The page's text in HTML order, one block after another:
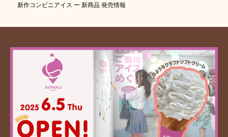
新作コンビニアイス ー 新商品 発売情報